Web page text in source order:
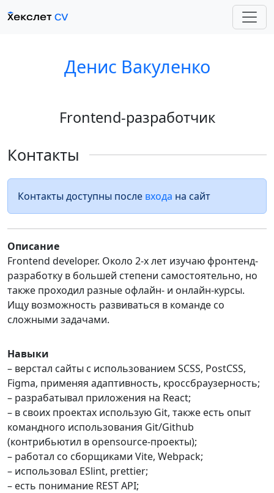
Денис Вакуленко
Frontend-разработчик
Контакты
Контакты доступны после входа на сайт
Описание
Frontend developer. Около 2-х лет изучаю фронтенд-
разработку в большей степени самостоятельно, но
также проходил разные офлайн- и онлайн-курсы.
Ищу возможность развиваться в команде со
сложными задачами.
Навыки
– верстал сайты с использованием SCSS, PostCSS,
Figma, применяя адаптивность, кроссбраузерность;
– разрабатывал приложения на React;
– в своих проектах использую Git, также есть опыт
командного использования Git/Github
(контрибьютил в opensource-проекты);
– работал со сборщиками Vite, Webpack;
– использовал ESlint, prettier;
– есть понимание REST API;